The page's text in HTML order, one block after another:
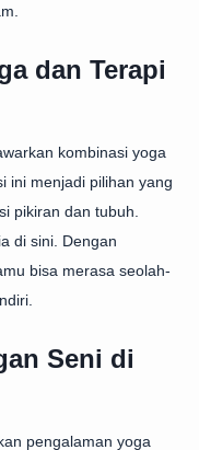
dan Terapi
kombinasi yoga
ini menjadi pilihan yang
pikiran dan tubuh.
di sini. Dengan
bisa merasa seolah-
Seni di
pengalaman yoga